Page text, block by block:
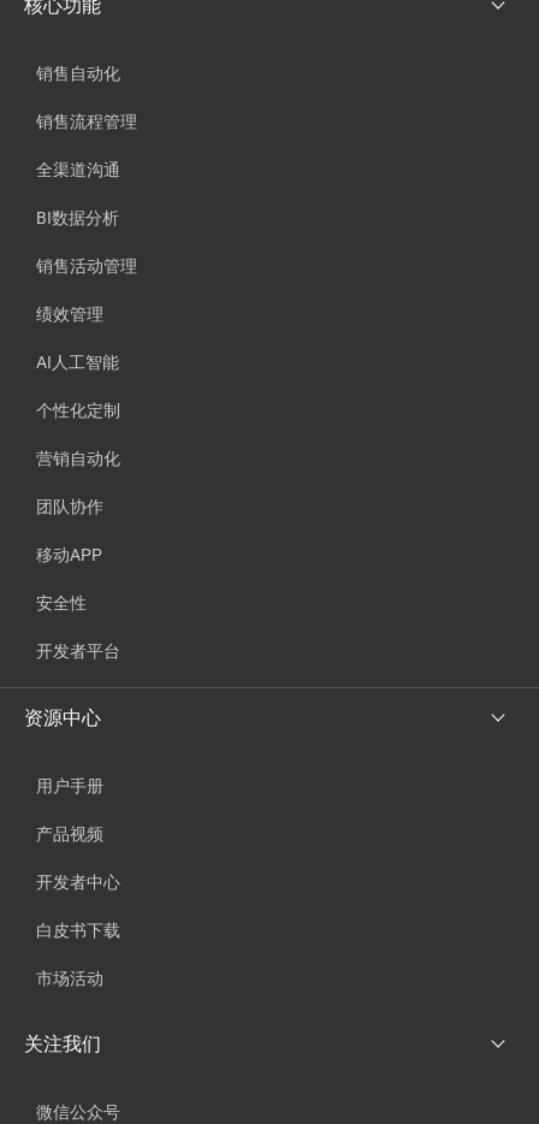
核心功能
销售自动化
销售流程管理
全渠道沟通
BI数据分析
销售活动管理
绩效管理
AI人工智能
个性化定制
营销自动化
团队协作
移动APP
安全性
开发者平台
资源中心
用户手册
产品视频
开发者中心
白皮书下载
市场活动
关注我们
微信公众号